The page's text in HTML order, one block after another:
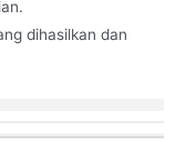
dihasilkan dan